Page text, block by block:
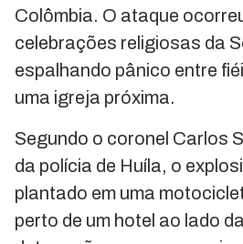
Colômbia. O ataque
celebrações religiosas da
espalhando pânico entre
uma igreja próxima.
Segundo o coronel Carlos
da polícia de Huíla, o
plantado em uma
perto de um hotel ao lado